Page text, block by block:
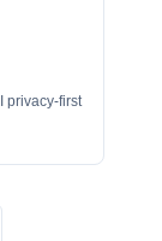
privacy-first